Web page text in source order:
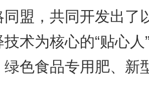
同盟，共同开发出了
术为核心的“贴心
绿色食品专用肥、新